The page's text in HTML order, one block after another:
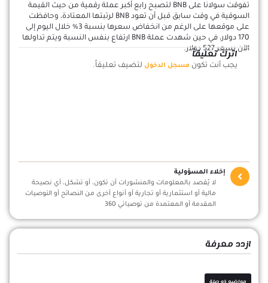
تفوقت سولانا على BNB لتصبح رابع أكبر عملة رقمية من حيث القيمة
السوقية في وقت سابق قبل أن تعود BNB لرتبتها المعتادة، وحافظت
على موقعها على الرغم من انخفاض سعرها بنسبة 3% خلال اليوم إلى
170 دولار، في حين شهدت عملة BNB ارتفاع بنفس النسبة ويتم تداولها
الآن بسعر 527 دولار.
اترك تعليقاً
يجب أنت تكون مسجل الدخول لتضيف تعليقاً.
إخلاء المسؤولية
لا يُقصد بالمعلومات والمنشورات أن تكون، أو تشكل، أي نصيحة
مالية أو استثمارية أو تجارية أو أنواع أخرى من النصائح أو التوصيات
المقدمة أو المعتمدة من توصياتي 360
ازدد معرفة